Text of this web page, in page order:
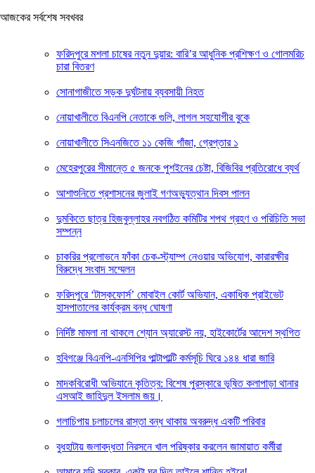
আজকের সর্বশেষ সবখবর
ফরিদপুরে মশলা চাষের নতুন দুয়ার: বারি’র আধুনিক প্রশিক্ষণ ও গোলমরিচ
চারা বিতরণ
সোনাগাজীতে সড়ক দুর্ঘটনায় ব্যবসায়ী নিহত
নোয়াখালীতে বিএনপি নেতাকে গুলি, লাগল সহযোগীর বুকে
নোয়াখালীতে সিএনজিতে ১১ কেজি গাঁজা, গ্রেপ্তার ১
মেহেরপুরের সীমান্তে ৫ জনকে পুশইনের চেষ্টা, বিজিবির প্রতিরোধে ব্যর্থ
আশাশুনিতে প্রশাসনের জুলাই গণঅভ্যুত্থান দিবস পালন
দুমকিতে ছাত্র হিজবুল্লাহর নবগঠিত কমিটির শপথ গ্রহণ ও পরিচিতি সভা
সম্পন্ন
চাকরির প্রলোভনে ফাঁকা চেক-স্ট্যাম্প নেওয়ার অভিযোগ, কারারক্ষীর
বিরুদ্ধে সংবাদ সম্মেলন
ফরিদপুরে ‘টাস্কফোর্স’ মোবাইল কোর্ট অভিযান, একাধিক প্রাইভেট
হাসপাতালের কার্যক্রম বন্ধ ঘোষণা
নির্দিষ্ট মামলা না থাকলে শ্যোন অ্যারেস্ট নয়, হাইকোর্টের আদেশ স্থগিত
হবিগঞ্জে বিএনপি-এনসিপির পাল্টাপাল্টি কর্মসূচি ঘিরে ১৪৪ ধারা জারি
মাদকবিরোধী অভিযানে কৃতিত্ব: বিশেষ পুরস্কারে ভূষিত কলাপাড়া থানার
এসআই জাহিদুল ইসলাম জয়।
গলাচিপায় চলাচলের রাস্তা বন্ধ থাকায় অবরুদ্ধ একটি পরিবার
বুধহাটায় জলাবদ্ধতা নিরসনে খাল পরিষ্কার করলেন জামায়াত কর্মীরা